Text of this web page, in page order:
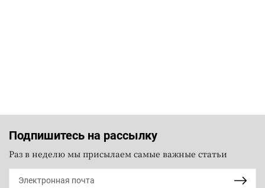
Подпишитесь на рассылку
Раз в неделю мы присылаем самые важные статьи